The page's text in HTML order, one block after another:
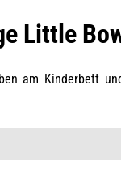
Little
am Kinderbett